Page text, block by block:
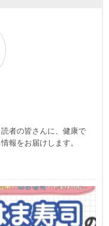
者の皆さんに、健康で
報をお届けします。